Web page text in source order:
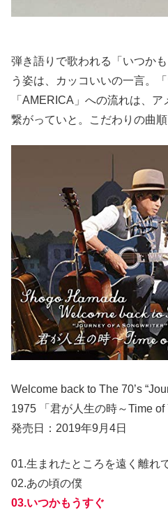
弾き語りで歌われる「いつか
う姿は、カッコいいの一言。
「AMERICA」への流れは、
繋がっていと。こだわりの曲順
Welcome back to The 70’s
1975 「君が人生の時～Time of
発売日：2019年9月4日
01.生まれたところを遠く離れ
02.あの頃の僕
03.いつかもうすぐ